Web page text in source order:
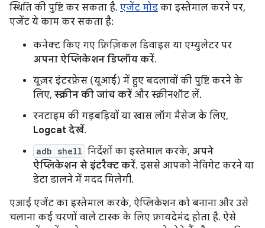
स्थिति की पुष्टि कर सकता है. एजेंट मोड का इस्तेमाल करने पर,
एजेंट ये काम कर सकता है:
कनेक्ट किए गए फ़िज़िकल डिवाइस या एम्युलेटर पर
अपना ऐप्लिकेशन डिप्लॉय करें.
यूज़र इंटरफ़ेस (यूआई) में हुए बदलावों की पुष्टि करने के
लिए, स्क्रीन की जांच करें और स्क्रीनशॉट लें.
रनटाइम की गड़बड़ियों या खास लॉग मैसेज के लिए,
Logcat देखें.
adb shell निर्देशों का इस्तेमाल करके, अपने
ऐप्लिकेशन से इंटरैक्ट करें. इससे आपको नेविगेट करने या
डेटा डालने में मदद मिलेगी.
एआई एजेंट का इस्तेमाल करके, ऐप्लिकेशन को बनाना और उसे
चलाना कई चरणों वाले टास्क के लिए फ़ायदेमंद होता है. ऐसे